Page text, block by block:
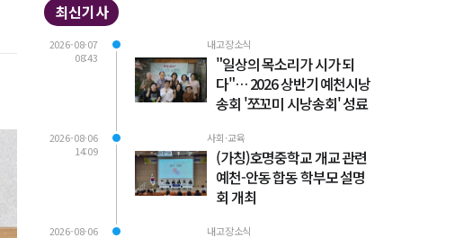
최신기사
2026-08-07
08:43
내고장소식
"일상의 목소리가 시가 되
다"… 2026 상반기 예천시낭
송회 '쪼꼬미 시낭송회' 성료
2026-08-06
14:09
사회·교육
(가칭)호명중학교 개교 관련
예천-안동 합동 학부모 설명
회 개최
2026-08-06
내고장소식